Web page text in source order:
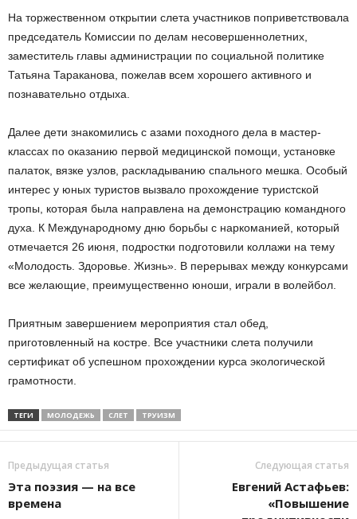
На торжественном открытии слета участников поприветствовала
председатель Комиссии по делам несовершеннолетних,
заместитель главы администрации по социальной политике
Татьяна Тараканова, пожелав всем хорошего активного и
познавательно отдыха.
Далее дети знакомились с азами походного дела в мастер-
классах по оказанию первой медицинской помощи, установке
палаток, вязке узлов, раскладыванию спального мешка. Особый
интерес у юных туристов вызвало прохождение туристской
тропы, которая была направлена на демонстрацию командного
духа. К Международному дню борьбы с наркоманией, который
отмечается 26 июня, подростки подготовили коллажи на тему
«Молодость. Здоровье. Жизнь». В перерывах между конкурсами
все желающие, преимущественно юноши, играли в волейбол.
Приятным завершением мероприятия стал обед,
приготовленный на костре. Все участники слета получили
сертификат об успешном прохождении курса экологической
грамотности.
ТЕГИ МОЛОДЕЖЬ СЛЕТ ТРУИЗМ
Предыдущая статья
Эта поэзия — на все
времена
Следующая статья
Евгений Астафьев:
«Повышение